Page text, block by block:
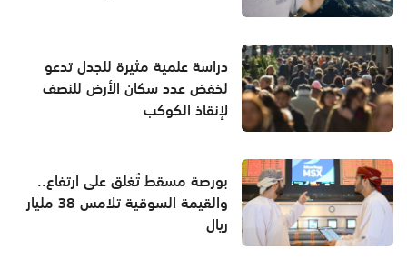
دراسة علمية مثيرة للجدل تدعو
لخفض عدد سكان الأرض للنصف
لإنقاذ الكوكب
بورصة مسقط تُغلق على ارتفاع..
والقيمة السوقية تلامس 38 مليار
ريال